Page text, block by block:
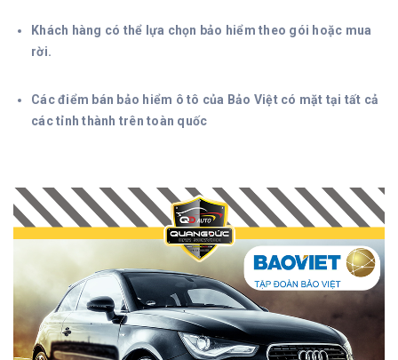
Khách hàng có thể lựa chọn bảo hiểm theo gói hoặc mua
rời.
Các điểm bán bảo hiểm ô tô của Bảo Việt có mặt tại tất cả
các tỉnh thành trên toàn quốc